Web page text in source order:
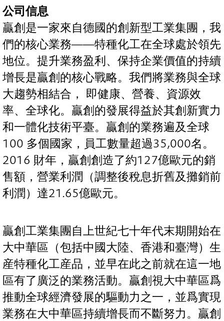
公司信息
贏創是一家來自德國的創新型工業集團，我
們的核心業務——特種化工在全球處於領先
地位。提升業務盈利、保持企業價值的持續
增長是贏創的核心戰略。我們將業務與全球
大趨勢相結合， 即健康、營養、資源效
率、全球化。贏創的發展得益於其創新實力
和一體化技術平臺。贏創的業務遍及全球
100 多個國家，員工數量超過35,000名。
2016 財年，贏創創造了約127億歐元的銷
售額，營業利潤（調整後稅息折舊及攤銷前
利潤）達21.65億歐元。
贏創工業集團自上世紀七十年代末期開始在
大中華區（包括中國大陸、香港和臺灣）生
産特種化工産品，並早在此之前就在這一地
區有了廣泛的業務活動。贏創視大中華區爲
推動全球經濟發展的驅動力之一，並爲實現
業務在大中華區持續增長而不斷努力。贏創